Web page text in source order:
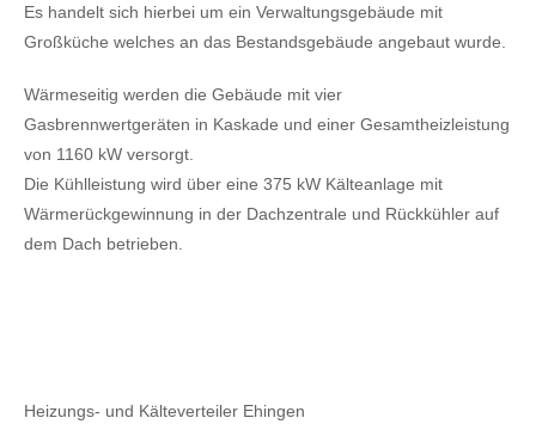
Es handelt sich hierbei um ein Verwaltungsgebäude mit
Großküche welches an das Bestandsgebäude angebaut wurde.
Wärmeseitig werden die Gebäude mit vier
Gasbrennwertgeräten in Kaskade und einer Gesamtheizleistung
von 1160 kW versorgt.
Die Kühlleistung wird über eine 375 kW Kälteanlage mit
Wärmerückgewinnung in der Dachzentrale und Rückkühler auf
dem Dach betrieben.
Heizungs- und Kälteverteiler Ehingen